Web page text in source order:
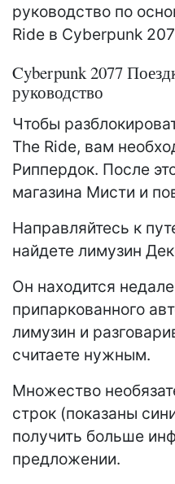
руководство по
Ride в Cyberpunk
Cyberpunk 2077
руководство
Чтобы
The Ride, вам
Риппердок. После
магазина Мисти и
Направляйтесь к
найдете лимузин
Он находится
припаркованного
лимузин и
считаете нужным.
Множество
строк (показаны
получить больше
предложении.